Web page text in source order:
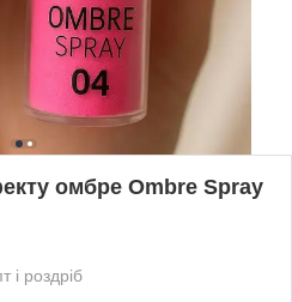
омбре Ombre Spray
і роздріб